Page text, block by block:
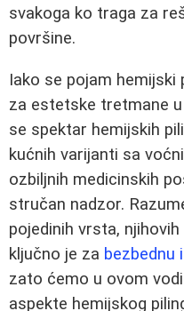
svakoga ko traga za
površine.
Iako se pojam
za estetske tretmane
se spektar hemijskih
kućnih varijanti sa
ozbiljnih medicinskih
stručan nadzor.
pojedinih vrsta,
ključno je za bezbednu
zato ćemo u ovom
aspekte hemijskog